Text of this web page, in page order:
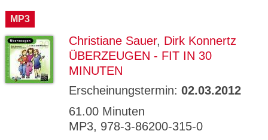
MP3
Christiane Sauer, Dirk Konnertz
ÜBERZEUGEN - FIT IN 30
MINUTEN
Erscheinungstermin: 02.03.2012
61.00 Minuten
MP3, 978-3-86200-315-0